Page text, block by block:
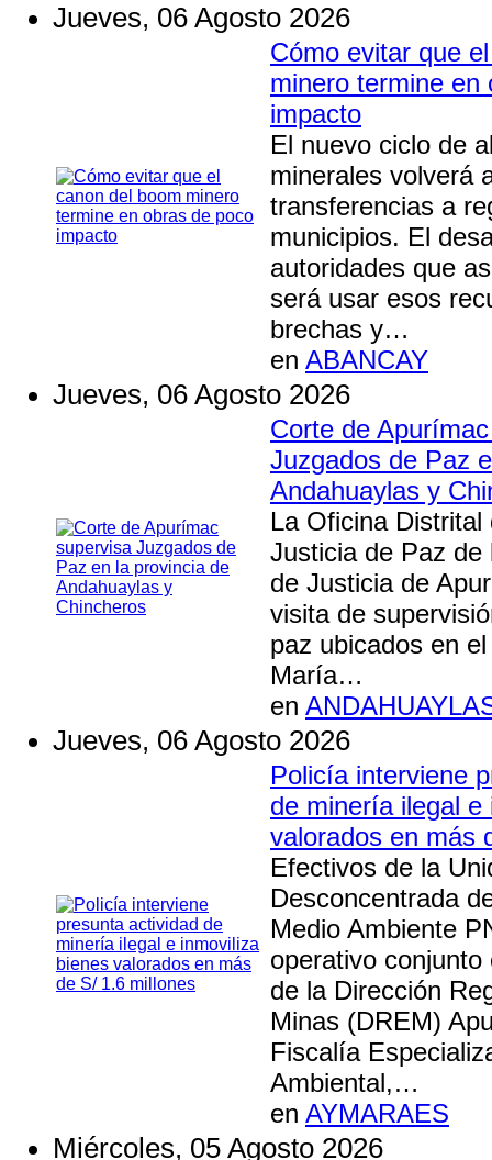
Jueves, 06 Agosto 2026
Cómo evitar que
minero termine en
impacto
El nuevo ciclo de
minerales volverá
transferencias a
municipios. El
autoridades que
será usar esos
brechas y…
en ABANCAY
Jueves, 06 Agosto 2026
Corte de
Juzgados de Paz
Andahuaylas y
La Oficina Distrital
Justicia de Paz de
de Justicia de
visita de
paz ubicados en
María…
en
Jueves, 06 Agosto 2026
Policía interviene
de minería ilegal e
valorados en más
Efectivos de la
Desconcentrada
Medio Ambiente
operativo
de la Dirección
Minas (DREM)
Fiscalía
Ambiental,…
en AYMARAES
Miércoles, 05 Agosto 2026